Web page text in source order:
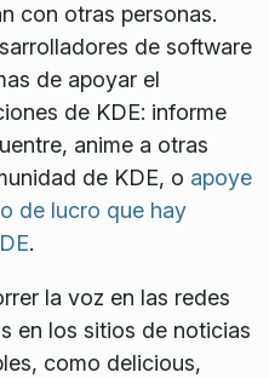
con otras personas.
de software
de apoyar el
de KDE: informe
anime a otras
de KDE, o apoye
de lucro que hay
.
la voz en las redes
en los sitios de noticias
como delicious,